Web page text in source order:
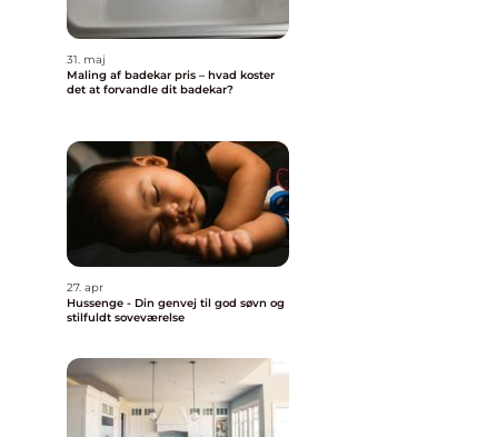
31. maj
Maling af badekar pris – hvad koster
det at forvandle dit badekar?
27. apr
Hussenge - Din genvej til god søvn og
stilfuldt soveværelse